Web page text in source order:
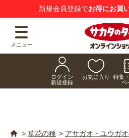
新規会員登録でお得にお買
メニュー
ログイン
新規登録
お気に入り
特集
ペ
> 草花の種 > アサガオ・ユウガオ